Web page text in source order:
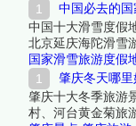
中国必去的
中国十大滑雪度假
北京延庆海陀滑雪
国家滑雪旅游度假
肇庆冬天哪
肇庆十大冬季旅游
村、河台黄金菊旅